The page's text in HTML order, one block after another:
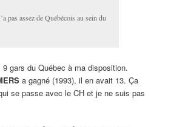
pas assez de Québécois au sein du
9 gars du Québec à ma disposition.
a gagné (1993), il en avait 13. Ça
se passe avec le CH et je ne suis pas